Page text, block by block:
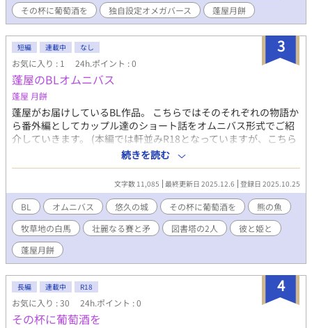
その杯に葡萄酒を
独自設定オメガバース 蓬屋月餅
3
短編 連載中 なし
お気に入り : 1 24h.ポイント : 0
蓬屋のBLオムニバス
蓬屋 月餅
蓬屋がお届けしているBL作品。 こちらではそのそれぞれの物語か
ら番外編としてカップル達のショート話をオムニバス形式でご紹
介していきます。 (本編では軒並みR18となっていますが、こちら
ではあくまでも彼らの『日常』をお届け…ということでそういっ
た描写はありません。あしからず…） カップル達や物語について
を知るための『つまみ食い』のような感じでご覧いただければと
思います。 ※こちらは不定期更新予定となっております。
続きを読む
文字数 11,085 最終更新日 2025.12.6 登録日 2025.10.25
BL オムニバス 悠久の城 その杯に葡萄酒を
熊の魚
牧草地の白馬
壮麗なる賽と矛 図書塔の2人
彼と姫と
蓬屋月餅
4
長編 連載中 R18
お気に入り : 30 24h.ポイント : 0
その杯に葡萄酒を